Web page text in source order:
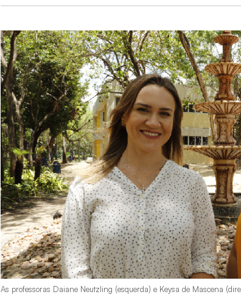
As professoras Daiane Neutzling (esquerda) e Keysa de Mascena